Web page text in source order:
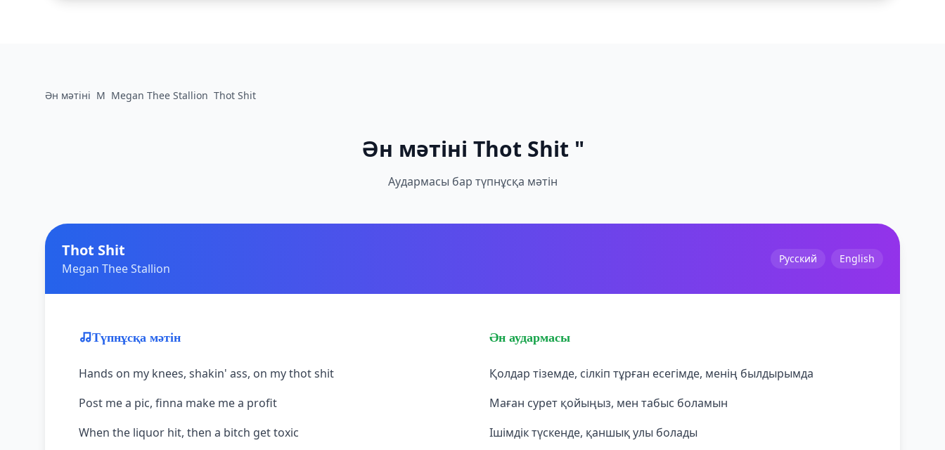
Ән мәтіні M Megan Thee Stallion Thot Shit
Ән мәтіні Thot Shit "
Аудармасы бар түпнұсқа мәтін
Thot Shit
Megan Thee Stallion
Русский English
Түпнұсқа мәтін
Hands on my knees, shakin' ass, on my thot shit
Post me a pic, finna make me a profit
When the liquor hit, then a bitch get toxic
Ән аудармасы
Қолдар тіземде, сілкіп тұрған есегімде, менің былдырымда
Маған сурет қойыңыз, мен табыс боламын
Ішімдік түскенде, қаншық улы болады